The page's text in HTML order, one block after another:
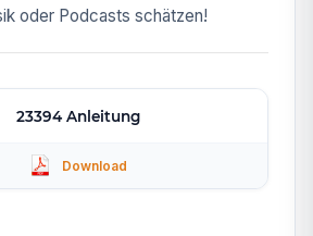
oder Podcasts schätzen!
23394 Anleitung